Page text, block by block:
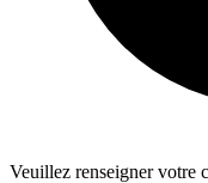
Veuillez renseigner votre